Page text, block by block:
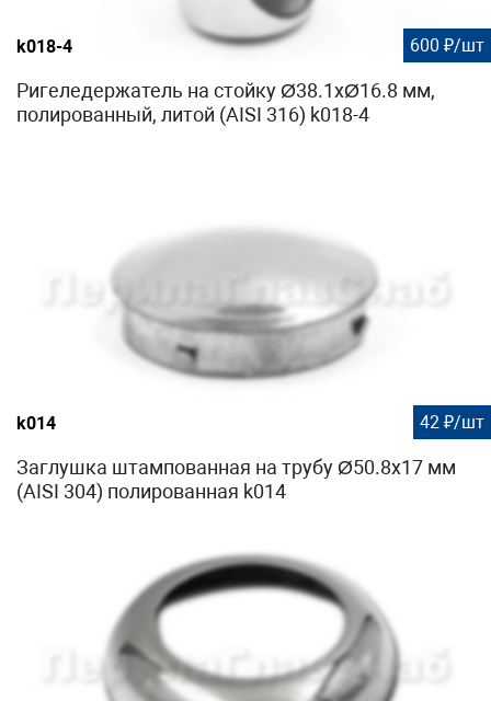
k018-4 600 ₽/шт
Ригеледержатель на стойку Ø38.1хØ16.8 мм,
полированный, литой (AISI 316) k018-4
k014 42 ₽/шт
Заглушка штампованная на трубу Ø50.8х17 мм
(AISI 304) полированная k014